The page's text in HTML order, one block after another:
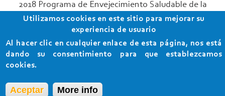
2018 Programa de Envejecimiento Saludable de la
Consejería de Salud
Utilizamos cookies en este sitio para mejorar su
experiencia de usuario
Al hacer clic en cualquier enlace de esta página, nos está
dando su consentimiento para que establezcamos
cookies.
Aceptar More info